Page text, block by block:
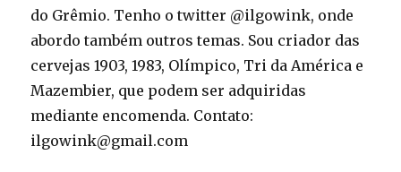
do Grêmio. Tenho o twitter @ilgowink, onde
abordo também outros temas. Sou criador das
cervejas 1903, 1983, Olímpico, Tri da América e
Mazembier, que podem ser adquiridas
mediante encomenda. Contato:
ilgowink@gmail.com